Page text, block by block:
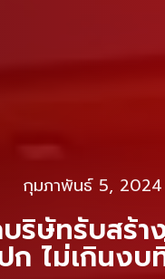
กุมภาพันธ์ 5, 2024
ริษัทรับสร้า
ก ไม่เกินงบ